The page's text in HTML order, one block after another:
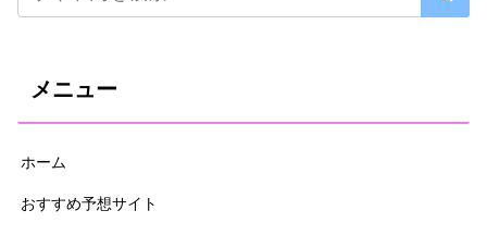
メニュー
ホーム
おすすめ予想サイト